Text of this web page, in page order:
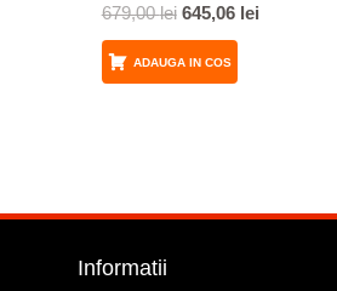
679,00lei 645,06 lei
ADAUGA IN COS
Informatii